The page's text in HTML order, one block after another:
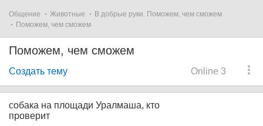
Общение Животные
В добрые руки. Поможем, чем сможем
Поможем, чем сможем
Поможем, чем сможем
Online 3
Создать тему
собака на площади Уралмаша, кто
проверит